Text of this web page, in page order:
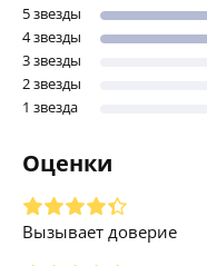
5 звезды
4 звезды
3 звезды
2 звезды
1 звезда
Оценки
Вызывает доверие